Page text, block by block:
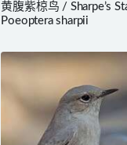
黄腹紫椋鸟 / Sharpe’s
Poeoptera sharpii